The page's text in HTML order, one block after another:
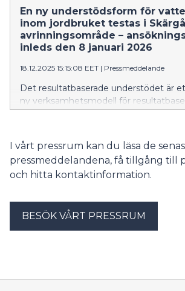
Satakunnan maakuntien alueella asia
joukkoliikenteen liikenteen yhteyksiä.
En ny understödsform för
inom jordbruket testas i
avrinningsområde –
inleds den 8 januari 2026
18.12.2025 15:15:08 EET | Pressmeddelande
Det resultatbaserade understödet är
ny verksamhetsmodell för
utvecklas och testas för framtida
att få understöd för åtgärder som
i åkermarken. Understödet kan sökas
8.1-2.2.2026.
I vårt pressrum kan du läsa de
pressmeddelandena, få tillgång till
och hitta kontaktinformation.
BESÖK VÅRT PRESSRUM